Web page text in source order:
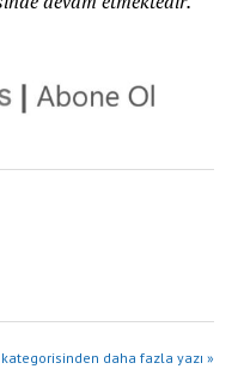
kategorisinden daha fazla yazı »